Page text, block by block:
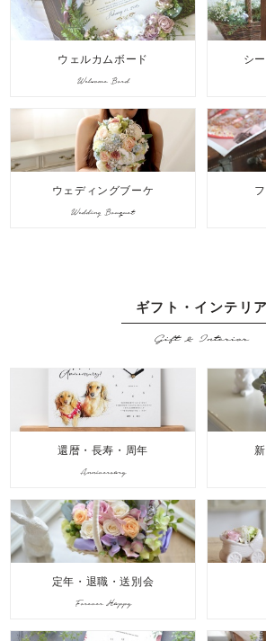
ウェルカムボード
Welcome Bord
シ
ウェディングブーケ
Wedding Bouquet
ギフト・インテリア
Gift & Interior
還暦・長寿・周年
Anniversary
定年・退職・送別会
Forever Happy